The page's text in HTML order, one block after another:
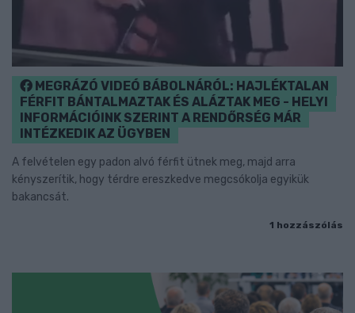
MEGRÁZÓ VIDEÓ BÁBOLNÁRÓL: HAJLÉKTALAN
FÉRFIT BÁNTALMAZTAK ÉS ALÁZTAK MEG - HELYI
INFORMÁCIÓINK SZERINT A RENDŐRSÉG MÁR
INTÉZKEDIK AZ ÜGYBEN
A felvételen egy padon alvó férfit ütnek meg, majd arra
kényszerítik, hogy térdre ereszkedve megcsókolja egyikük
bakancsát.
1 hozzászólás